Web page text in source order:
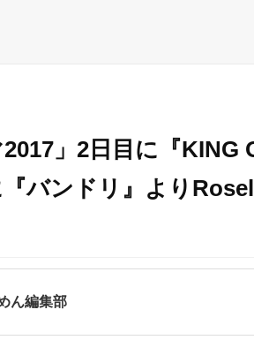
2017」2日目に『KING
バンドリ』より
ん編集部